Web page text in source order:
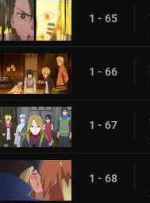
1 - 65
1 - 66
1 - 67
1 - 68